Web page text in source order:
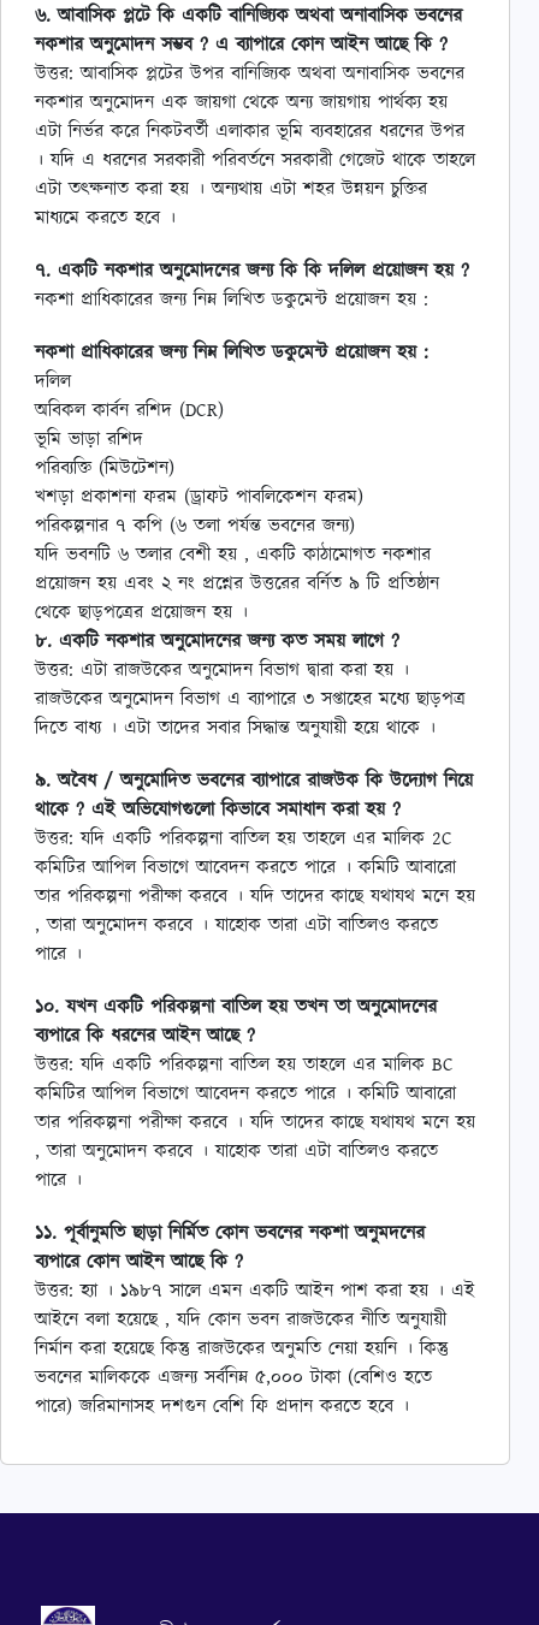
৬. আবাসিক প্লটে কি একটি বানিজ্যিক অথবা অনাবাসিক ভবনের
নকশার অনুমোদন সম্ভব ? এ ব্যাপারে কোন আইন আছে কি ?
উত্তর: আবাসিক প্লটের উপর বানিজ্যিক অথবা অনাবাসিক ভবনের
নকশার অনুমোদন এক জায়গা থেকে অন্য জায়গায় পার্থক্য হয়
এটা নির্ভর করে নিকটবর্তী এলাকার ভূমি ব্যবহারের ধরনের উপর
। যদি এ ধরনের সরকারী পরিবর্তনে সরকারী গেজেট থাকে তাহলে
এটা তৎক্ষনাত করা হয় । অন্যথায় এটা শহর উন্নয়ন চুক্তির
মাধ্যমে করতে হবে ।
৭. একটি নকশার অনুমোদনের জন্য কি কি দলিল প্রয়োজন হয় ?
নকশা প্রাধিকারের জন্য নিম্ন লিখিত ডকুমেন্ট প্রয়োজন হয় :
নকশা প্রাধিকারের জন্য নিম্ন লিখিত ডকুমেন্ট প্রয়োজন হয় :
দলিল
অবিকল কার্বন রশিদ (DCR)
ভূমি ভাড়া রশিদ
পরিব্যক্তি (মিউটেশন)
খশড়া প্রকাশনা ফরম (ড্রাফট পাবলিকেশন ফরম)
পরিকল্পনার ৭ কপি (৬ তলা পর্যন্ত ভবনের জন্য)
যদি ভবনটি ৬ তলার বেশী হয় , একটি কাঠামোগত নকশার
প্রয়োজন হয় এবং ২ নং প্রশ্নের উত্তরের বর্নিত ৯ টি প্রতিষ্ঠান
থেকে ছাড়পত্রের প্রয়োজন হয় ।
৮. একটি নকশার অনুমোদনের জন্য কত সময় লাগে ?
উত্তর: এটা রাজউকের অনুমোদন বিভাগ দ্বারা করা হয় ।
রাজউকের অনুমোদন বিভাগ এ ব্যাপারে ৩ সপ্তাহের মধ্যে ছাড়পত্র
দিতে বাধ্য । এটা তাদের সবার সিদ্ধান্ত অনুযায়ী হয়ে থাকে ।
৯. অবৈধ / অনুমোদিত ভবনের ব্যাপারে রাজউক কি উদ্যোগ নিয়ে
থাকে ? এই অভিযোগগুলো কিভাবে সমাধান করা হয় ?
উত্তর: যদি একটি পরিকল্পনা বাতিল হয় তাহলে এর মালিক 2C
কমিটির আপিল বিভাগে আবেদন করতে পারে । কমিটি আবারো
তার পরিকল্পনা পরীক্ষা করবে । যদি তাদের কাছে যথাযথ মনে হয়
, তারা অনুমোদন করবে । যাহোক তারা এটা বাতিলও করতে
পারে ।
১০. যখন একটি পরিকল্পনা বাতিল হয় তখন তা অনুমোদনের
ব্যপারে কি ধরনের আইন আছে ?
উত্তর: যদি একটি পরিকল্পনা বাতিল হয় তাহলে এর মালিক BC
কমিটির আপিল বিভাগে আবেদন করতে পারে । কমিটি আবারো
তার পরিকল্পনা পরীক্ষা করবে । যদি তাদের কাছে যথাযথ মনে হয়
, তারা অনুমোদন করবে । যাহোক তারা এটা বাতিলও করতে
পারে ।
১১. পূর্বানুমতি ছাড়া নির্মিত কোন ভবনের নকশা অনুমদনের
ব্যপারে কোন আইন আছে কি ?
উত্তর: হ্যা । ১৯৮৭ সালে এমন একটি আইন পাশ করা হয় । এই
আইনে বলা হয়েছে , যদি কোন ভবন রাজউকের নীতি অনুযায়ী
নির্মান করা হয়েছে কিন্তু রাজউকের অনুমতি নেয়া হয়নি । কিন্তু
ভবনের মালিককে এজন্য সর্বনিম্ন ৫,০০০ টাকা (বেশিও হতে
পারে) জরিমানাসহ দশগুন বেশি ফি প্রদান করতে হবে ।